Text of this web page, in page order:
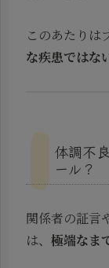
このあたりは
な疾患ではな
体調不
ール？
関係者の証言
は、 極端なま